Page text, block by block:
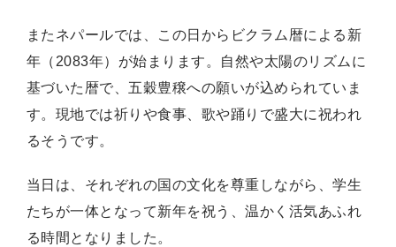
またネパールでは、この日からビクラム暦による新
年（2083年）が始まります。自然や太陽のリズムに
基づいた暦で、五穀豊穣への願いが込められていま
す。現地では祈りや食事、歌や踊りで盛大に祝われ
るそうです。
当日は、それぞれの国の文化を尊重しながら、学生
たちが一体となって新年を祝う、温かく活気あふれ
る時間となりました。